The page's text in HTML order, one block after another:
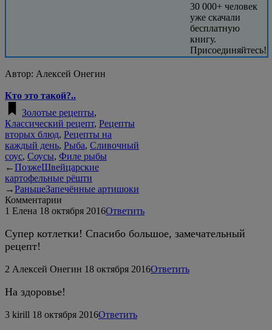
30 000+ человек
уже скачали
бесплатную
книгу.
Присоединяйтесь!
Автор: Алексей Онегин
Кто это такой?..
Золотые рецепты,
Классический рецепт, Рецепты
вторых блюд, Рецепты на
каждый день, Рыба, Сливочный
соус, Соусы, Филе рыбы
←ПозжеШвейцарские
картофельные рёшти
→РаньшеЗапечённые артишоки
Комментарии
1 Елена 18 октября 2016Ответить
Супер котлетки! Спасибо большое, замечательный
рецепт!
2 Алексей Онегин 18 октября 2016Ответить
На здоровье!
3 kirill 18 октября 2016Ответить